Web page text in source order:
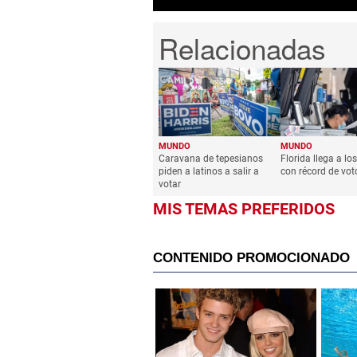
MUNDO
Caravana de tepesianos
piden a latinos a salir a
votar
MUNDO
Florida llega a
con récord de
MIS TEMAS PREFERIDOS